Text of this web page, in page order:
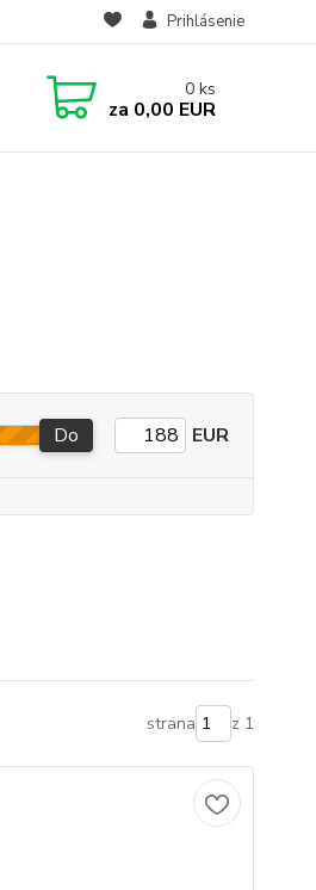
Prihlásenie
0 ks
za 0,00 EUR
Do EUR
strana z 1